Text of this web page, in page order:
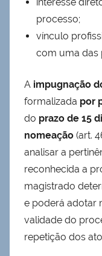
interesse
processo;
vínculo
com uma das
A impugnação
formalizada por
do prazo de 15
nomeação (art.
analisar a
reconhecida a
magistrado
e poderá adotar
validade do
repetição dos